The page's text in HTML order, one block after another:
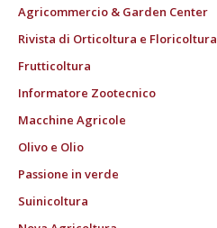
Agricommercio & Garden Center
Rivista di Orticoltura e Floricoltura
Frutticoltura
Informatore Zootecnico
Macchine Agricole
Olivo e Olio
Passione in verde
Suinicoltura